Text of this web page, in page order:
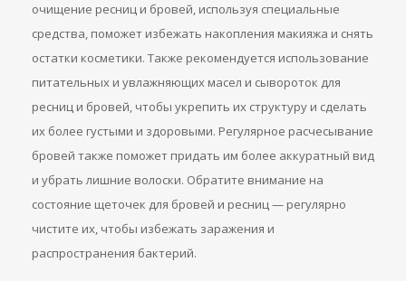
очищение ресниц и бровей, используя специальные
средства, поможет избежать накопления макияжа и снять
остатки косметики. Также рекомендуется использование
питательных и увлажняющих масел и сывороток для
ресниц и бровей, чтобы укрепить их структуру и сделать
их более густыми и здоровыми. Регулярное расчесывание
бровей также поможет придать им более аккуратный вид
и убрать лишние волоски. Обратите внимание на
состояние щеточек для бровей и ресниц — регулярно
чистите их, чтобы избежать заражения и
распространения бактерий.